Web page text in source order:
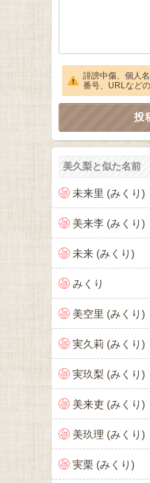
誹謗中傷、個人
番号、URLなど
美久梨と似た名前
未来里 (みくり)
美来李 (みくり)
未来 (みくり)
みくり
美空里 (みくり)
実久莉 (みくり)
実玖梨 (みくり)
美来吏 (みくり)
美玖理 (みくり)
実栗 (みくり)